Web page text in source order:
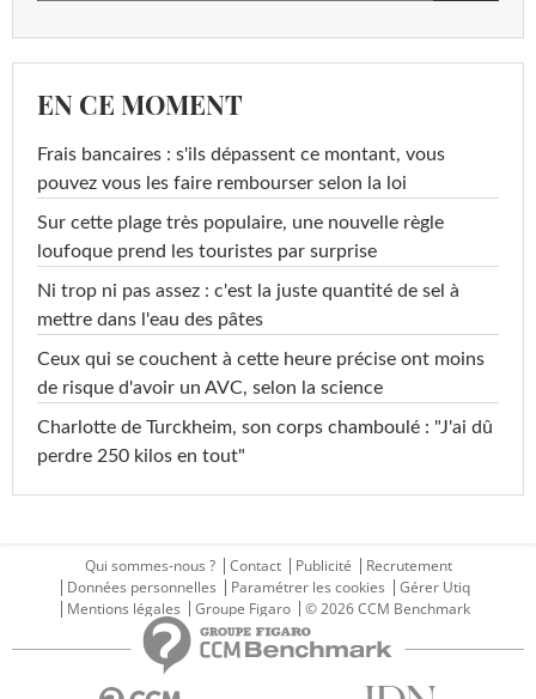
EN CE MOMENT
Frais bancaires : s'ils dépassent ce montant, vous
pouvez vous les faire rembourser selon la loi
Sur cette plage très populaire, une nouvelle règle
loufoque prend les touristes par surprise
Ni trop ni pas assez : c'est la juste quantité de sel à
mettre dans l'eau des pâtes
Ceux qui se couchent à cette heure précise ont moins
de risque d'avoir un AVC, selon la science
Charlotte de Turckheim, son corps chamboulé : "J'ai dû
perdre 250 kilos en tout"
Qui sommes-nous ? Contact Publicité
Recrutement
Données personnelles
Paramétrer les cookies
Gérer Utiq
Mentions légales
Groupe Figaro © 2026 CCM Benchmark